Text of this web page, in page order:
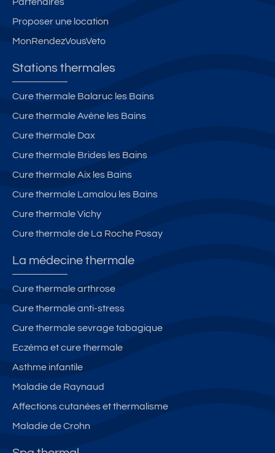
Proposer une location
MonRendezVousVeto
Stations thermales
Cure thermale Balaruc les Bains
Cure thermale Avène les Bains
Cure thermale Dax
Cure thermale Brides les Bains
Cure thermale Aix les Bains
Cure thermale Lamalou les Bains
Cure thermale Vichy
Cure thermale de La Roche Posay
La médecine thermale
Cure thermale arthrose
Cure thermale anti-stress
Cure thermale sevrage tabagique
Eczéma et cure thermale
Asthme infantile
Maladie de Raynaud
Affections cutanées et thermalisme
Maladie de Crohn